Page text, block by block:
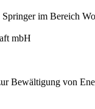
im Bereich
mbH
Bewältigung von